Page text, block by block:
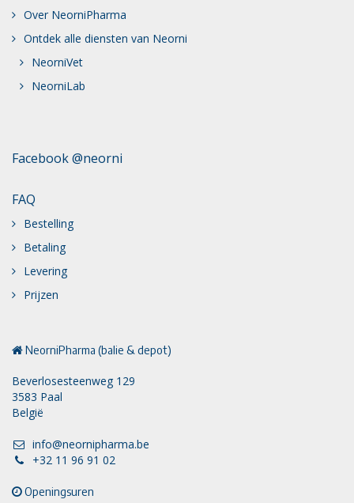
Over NeorniPharma
Ontdek alle diensten van Neorni
NeorniVet
NeorniLab
Facebook @neorni
FAQ
Bestelling
Betaling
Levering
Prijzen
NeorniPharma (balie & depot)
Beverlosesteenweg 129
3583 Paal
België
info@neornipharma.be
+32 11 96 91 02
Openingsuren